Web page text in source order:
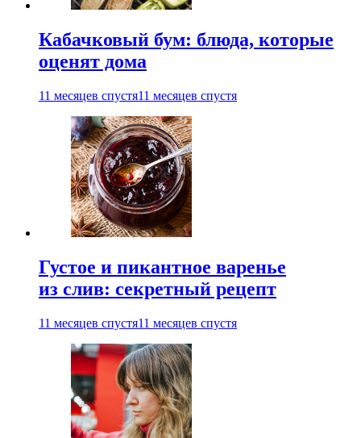
Кабачковый бум: блюда, которые
оценят дома
11 месяцев спустя11 месяцев спустя
Густое и пикантное варенье
из слив: секретный рецепт
11 месяцев спустя11 месяцев спустя